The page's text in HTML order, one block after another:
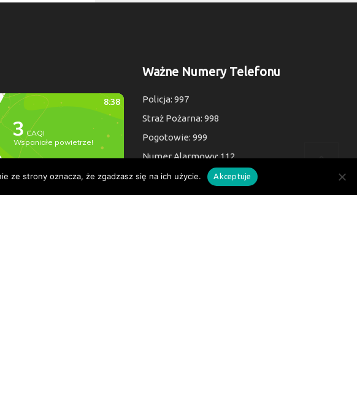
Ważne Numery Telefonu
Policja: 997
Straż Pożarna: 998
Pogotowie: 999
Numer Alarmowy: 112
ze strony oznacza, że zgadzasz się na ich użycie. Akceptuje